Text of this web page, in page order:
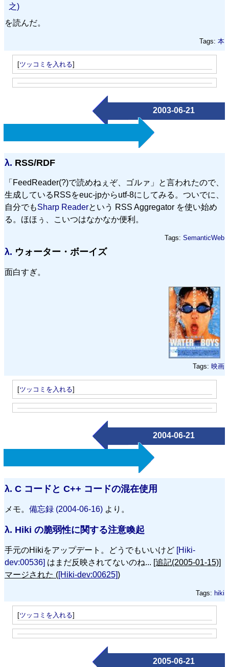
を読んだ。
Tags: 本
[ツッコミを入れる]
2003-06-21
λ. RSS/RDF
「FeedReader(?)で読めねぇぞ、ゴルァ」と言われたので、
生成しているRSSをeuc-jpからutf-8にしてみる。ついでに、
自分でもSharp Readerという RSS Aggregator を使い始め
る。ほほぅ、こいつはなかなか便利。
Tags: SemanticWeb
λ. ウォーター・ボーイズ
面白すぎ。
Tags: 映画
[ツッコミを入れる]
2004-06-21
λ. C コードと C++ コードの混在使用
メモ。 備忘録 (2004-06-16) より。
λ. Hiki の脆弱性に関する注意喚起
手元のHikiをアップデート。どうでもいいけど [Hiki-
dev:00536] はまだ反映されてないのね... [追記(2005-01-15)]
マージされた ([Hiki-dev:00625])
Tags: hiki
[ツッコミを入れる]
2005-06-21